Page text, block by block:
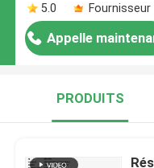
5.0
Appelle
PRODUITS